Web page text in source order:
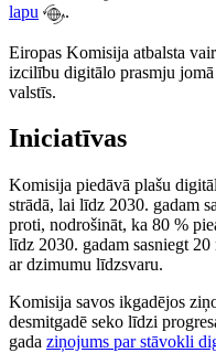
lapu
.
Eiropas Komisija atbalsta
izcilību digitālo prasmju jomā
valstīs.
Iniciatīvas
Komisija piedāvā plašu
strādā, lai līdz 2030. gadam
proti, nodrošināt, ka 80 %
līdz 2030. gadam sasniegt
ar dzimumu līdzsvaru.
Komisija savos ikgadējos
desmitgadē seko līdzi
gada ziņojums par stāvokli